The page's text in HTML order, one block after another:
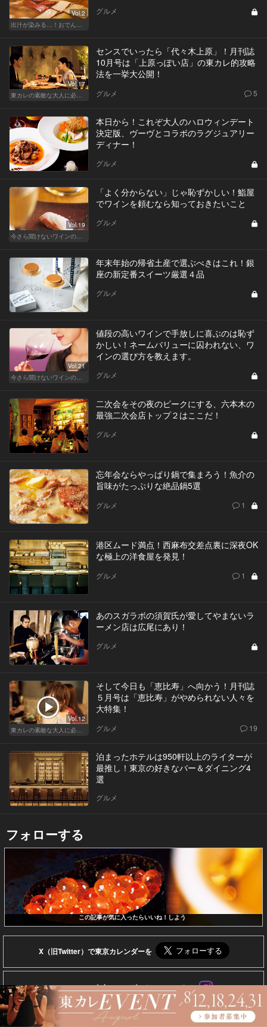
Vol.2
グルメ
Vol.17
センスでいったら「代々木上原」！月刊誌
10月号は「上原っぽい店」の東カレ的攻略
法を一挙大公開！
グルメ 5
本日から！これぞ大人のハロウィンデート
決定版、ヴーヴとコラボのラグジュアリー
ディナー！
グルメ
Vol.19
「よく分からない」じゃ恥ずかしい！鮨屋
でワインを頼むなら知っておきたいこと
グルメ
年末年始の帰省土産で選ぶべきはこれ！銀
座の新定番スイーツ厳選４品
グルメ
Vol.21
値段の高いワインで手放しに喜ぶのは恥ず
かしい！ネームバリューに囚われない、ワ
インの選び方を教えます。
グルメ
二次会をその夜のピークにする、六本木の
最強二次会店トップ２はここだ！
グルメ
忘年会ならやっぱり鍋で集まろう！魚介の
旨味がたっぷりな絶品鍋5選
グルメ 1
港区ムード満点！西麻布交差点裏に深夜OK
な極上の洋食屋を発見！
グルメ 1
あのスガラボの須賀氏が愛してやまないラ
ーメン店は広尾にあり！
グルメ
Vol.12
そして今日も「恵比寿」へ向かう！月刊誌
５月号は「恵比寿」がやめられない人々を
大特集！
グルメ 19
泊まったホテルは950軒以上のライターが
最推し！東京の好きなバー＆ダイニング4
選
グルメ
フォローする
この記事が気に入ったらいいね！しよう
X（旧Twitter）で東京カレンダーを
Instagramで東京カレンダーをフォローする